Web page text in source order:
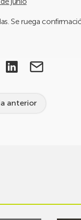
Se ruega
anterior